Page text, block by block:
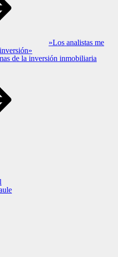
»Los analistas me
de la inversión inmobiliaria